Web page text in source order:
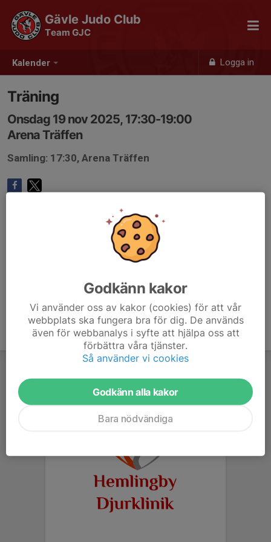
Kalender Logga in
Gävle Judo Club
Team GJC
Träning
Onsdag 19 nov 2025, 17:30-19:00
Arena Träffen
Samling: 17:30, Arena Träffen
Godkänn kakor
Vi använder oss av kakor (cookies) för att vår
webbplats ska fungera bra för dig. De används
även för webbanalys i syfte att hjälpa oss att
förbättra våra tjänster.
Så använder vi cookies
Godkänn alla kakor
Bara nödvändiga